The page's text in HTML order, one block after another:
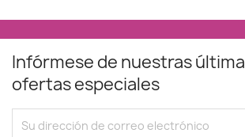
Infórmese de nuestras
ofertas especiales